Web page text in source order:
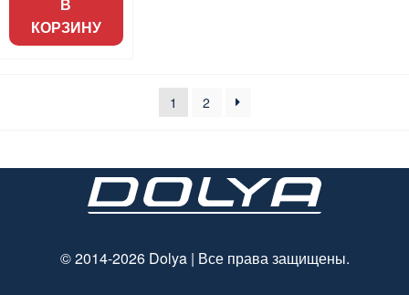
В
КОРЗИНУ
1 2
© 2014-2026 Dolya | Все права защищены.